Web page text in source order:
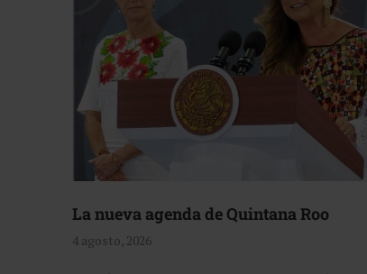
La nueva agenda de Quintana Roo
4 agosto, 2026